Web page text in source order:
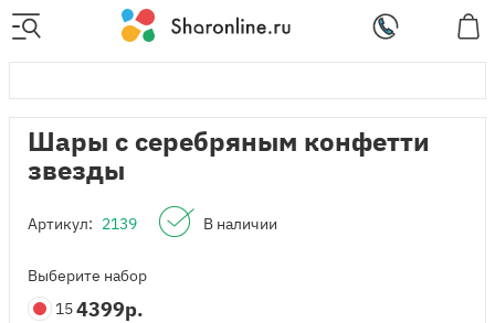
Шары с серебряным конфетти
звезды
Артикул: 2139 В наличии
Выберите набор
154399р.